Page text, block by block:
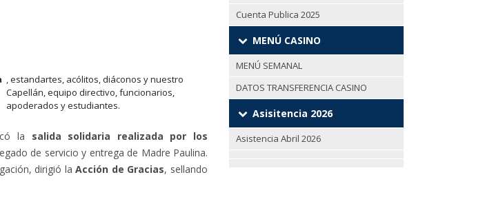
, estandartes, acólitos, diáconos y nuestro
Capellán, equipo directivo, funcionarios,
apoderados y estudiantes.
la salida solidaria realizada por los
de servicio y entrega de Madre Paulina.
dirigió laAcción de Gracias, sellando
Cuenta Publica 2025
MENÚ CASINO
MENÚ SEMANAL
DATOS TRANSFERENCIA CASINO
Asisitencia 2026
Asistencia Abril 2026